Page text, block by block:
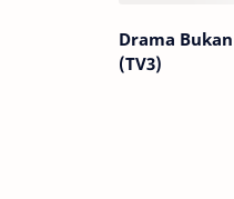
Drama
(TV3)